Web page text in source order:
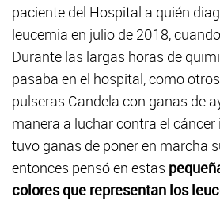
paciente del Hospital a quién
leucemia en julio de 2018,
Durante las largas horas de
pasaba en el hospital, como
pulseras Candela con ganas de
manera a luchar contra el
tuvo ganas de poner en marcha
entonces pensó en estas
colores que representan los